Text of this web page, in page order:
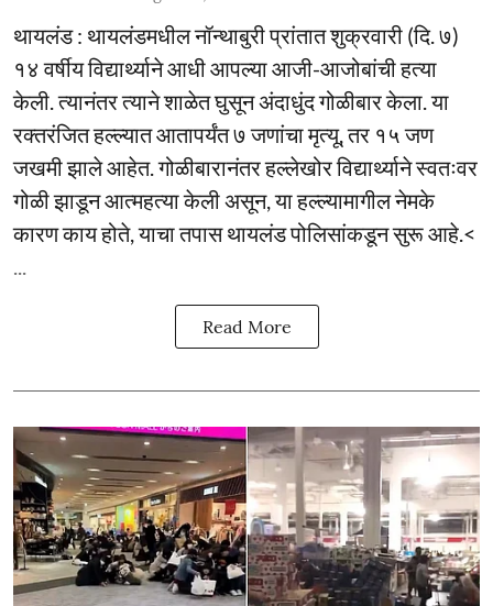
थायलंड : थायलंडमधील नॉन्थाबुरी प्रांतात शुक्रवारी (दि. ७)
१४ वर्षीय विद्यार्थ्याने आधी आपल्या आजी-आजोबांची हत्या
केली. त्यानंतर त्याने शाळेत घुसून अंदाधुंद गोळीबार केला. या
रक्तरंजित हल्ल्यात आतापर्यंत ७ जणांचा मृत्यू, तर १५ जण
जखमी झाले आहेत. गोळीबारानंतर हल्लेखोर विद्यार्थ्याने स्वतःवर
गोळी झाडून आत्महत्या केली असून, या हल्ल्यामागील नेमके
कारण काय होते, याचा तपास थायलंड पोलिसांकडून सुरू आहे.<
...
Read More